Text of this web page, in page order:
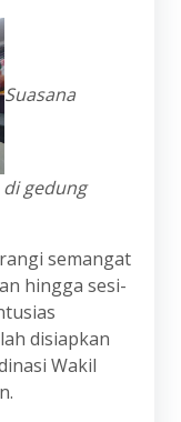
Suasana
di gedung
semangat
hingga sesi-
disiapkan
Wakil